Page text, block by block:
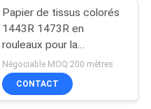
Papier de tissus colorés
1443R 1473R en
rouleaux pour la
fabrication de
chaussures
Négociable MOQ:200 mètres
CONTACT